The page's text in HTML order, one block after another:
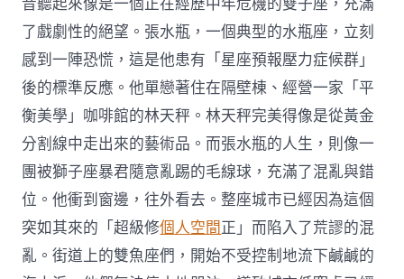
了戲劇性的絕望。張水瓶，一個典型的水瓶座，立刻
感到一陣恐慌，這是他患有「星座預報壓力症候群」
後的標準反應。他單戀著住在隔壁棟、經營一家「平
衡美學」咖啡館的林天秤。林天秤完美得像是從黃金
分割線中走出來的藝術品。而張水瓶的人生，則像一
團被獅子座暴君隨意亂踢的毛線球，充滿了混亂與錯
位。他衝到窗邊，往外看去。整座城市已經因為這個
突如其來的「超級修個人空間正」而陷入了荒謬的混
亂。街道上的雙魚座們，開始不受控制地流下鹹鹹的